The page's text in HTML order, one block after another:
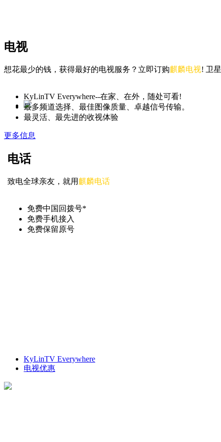
KyLinTV Everywhere
电视优惠
电视
想花最少的钱，获得最好的电视服务？立即订购麒麟电视! 卫
KyLinTV Everywhere--在家、在外，随处可看!
最多频道选择、最佳图像质量、卓越信号传输。
最灵活、最先进的收视体验
更多信息
电话
致电全球亲友，就用 麒麟电话
免费中国回拨号*
免费手机接入
免费保留原号